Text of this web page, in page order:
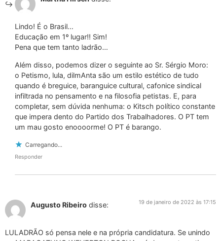
Lindo! É o Brasil…
Educação em 1º lugar!! Sim!
Pena que tem tanto ladrão…
Além disso, podemos dizer o seguinte ao Sr. Sérgio Moro:
o Petismo, lula, dilmAnta são um estilo estético de tudo
quando é breguice, baranguice cultural, cafonice sindical
infiltrada no pensamento e na filosofia petistas. E, para
completar, sem dúvida nenhuma: o Kitsch político constante
que impera dento do Partido dos Trabalhadores. O PT tem
um mau gosto enoooorme! O PT é barango.
Carregando...
Responder
Augusto Ribeiro disse: 19 de janeiro de 2022 às 17:15
LULADRÃO só pensa nele e na própria candidatura. Se unindo